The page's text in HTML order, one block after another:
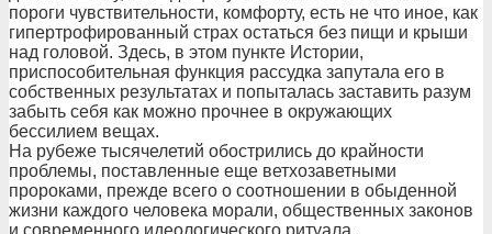
пороги чувствительности, комфорту, есть не что иное, как
гипертрофированный страх остаться без пищи и крыши
над головой. Здесь, в этом пункте Истории,
приспособительная функция рассудка запутала его в
собственных результатах и попыталась заставить разум
забыть себя как можно прочнее в окружающих
бессилием вещах.
На рубеже тысячелетий обострились до крайности
проблемы, поставленные еще ветхозаветными
пророками, прежде всего о соотношении в обыденной
жизни каждого человека морали, общественных законов
и современного идеологического ритуала.